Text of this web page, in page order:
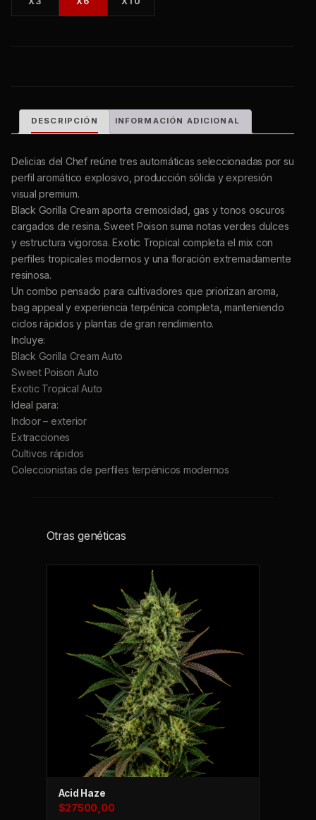
DESCRIPCIÓN INFORMACIÓN ADICIONAL
Delicias del Chef reúne tres automáticas seleccionadas por su
perfil aromático explosivo, producción sólida y expresión
visual premium.
Black Gorilla Cream aporta cremosidad, gas y tonos oscuros
cargados de resina. Sweet Poison suma notas verdes dulces
y estructura vigorosa. Exotic Tropical completa el mix con
perfiles tropicales modernos y una floración extremadamente
resinosa.
Un combo pensado para cultivadores que priorizan aroma,
bag appeal y experiencia terpénica completa, manteniendo
ciclos rápidos y plantas de gran rendimiento.
Incluye:
Black Gorilla Cream Auto
Sweet Poison Auto
Exotic Tropical Auto
Ideal para:
Indoor – exterior
Extracciones
Cultivos rápidos
Coleccionistas de perfiles terpénicos modernos
Otras genéticas
Acid Haze
$27500,00